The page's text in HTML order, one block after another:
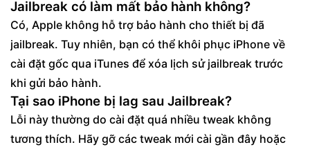
Jailbreak có làm mất bảo hành không?
Có, Apple không hỗ trợ bảo hành cho thiết bị đã
jailbreak. Tuy nhiên, bạn có thể khôi phục iPhone về
cài đặt gốc qua iTunes để xóa lịch sử jailbreak trước
khi gửi bảo hành.
Tại sao iPhone bị lag sau Jailbreak?
Lỗi này thường do cài đặt quá nhiều tweak không
tương thích. Hãy gỡ các tweak mới cài gần đây hoặc